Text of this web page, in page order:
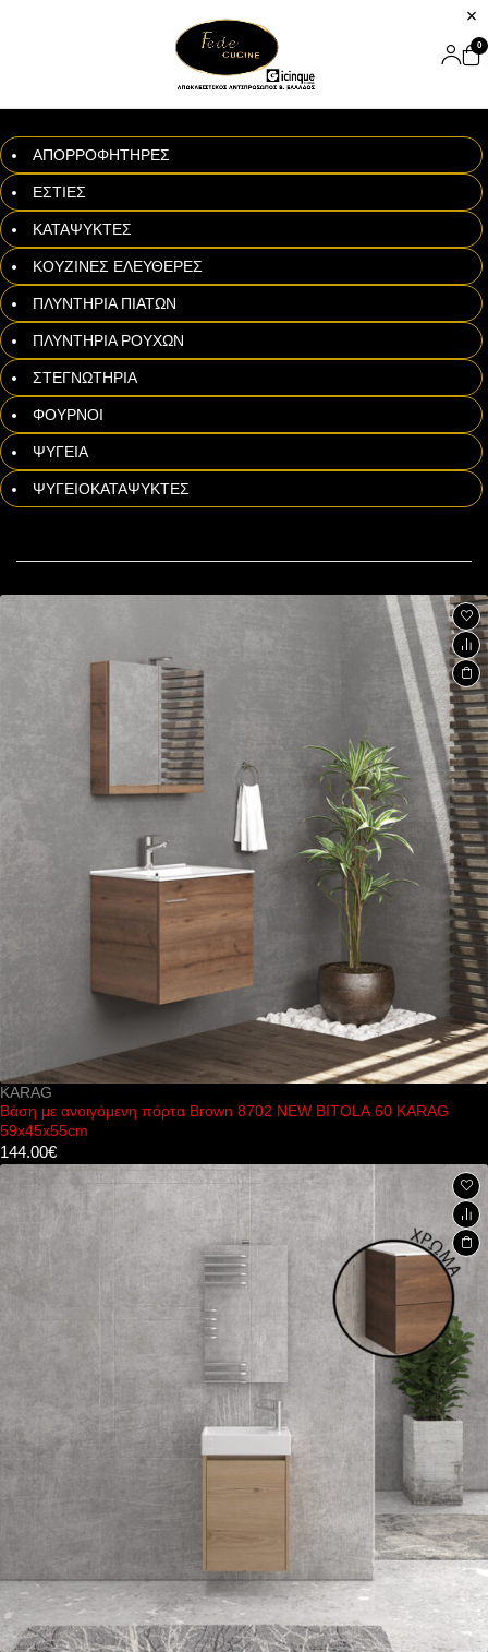
0
ΑΠΟΡΡΟΦΗΤΗΡΕΣ
ΕΣΤΙΕΣ
ΚΑΤΑΨΥΚΤΕΣ
ΚΟΥΖΙΝΕΣ ΕΛΕΥΘΕΡΕΣ
ΠΛΥΝΤΗΡΙΑ ΠΙΑΤΩΝ
ΠΛΥΝΤΗΡΙΑ ΡΟΥΧΩΝ
ΣΤΕΓΝΩΤΗΡΙΑ
ΦΟΥΡΝΟΙ
ΨΥΓΕΙΑ
ΨΥΓΕΙΟΚΑΤΑΨΥΚΤΕΣ
KARAG
Βάση με ανοιγόμενη πόρτα Brown 8702 NEW BITOLA 60 KARAG
59x45x55cm
144.00€